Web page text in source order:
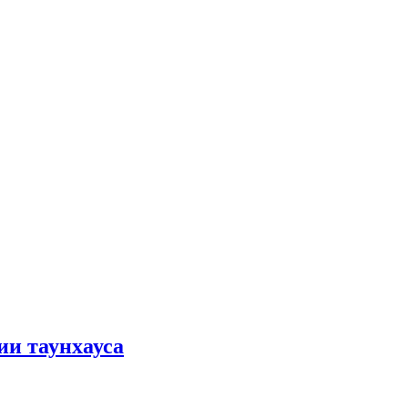
таунхауса